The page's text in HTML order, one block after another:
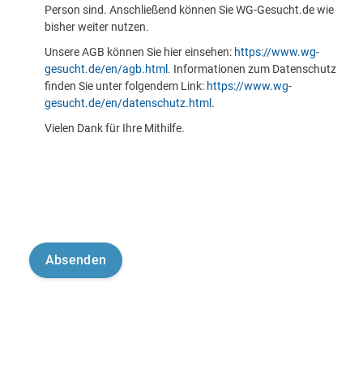
Person sind. Anschließend können Sie WG-Gesucht.de wie
bisher weiter nutzen.
Unsere AGB können Sie hier einsehen: https://www.wg-
gesucht.de/en/agb.html . Informationen zum Datenschutz
finden Sie unter folgendem Link: https://www.wg-
gesucht.de/en/datenschutz.html .
Vielen Dank für Ihre Mithilfe.